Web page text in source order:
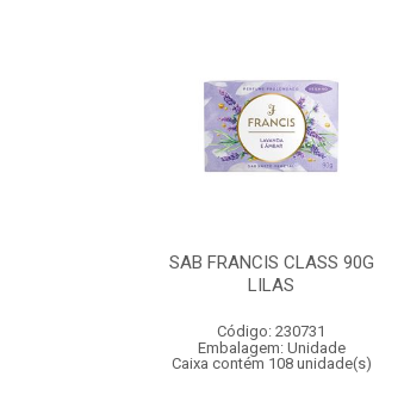
SAB FRANCIS CLASS 90G
LILAS
Código: 230731
Embalagem: Unidade
Caixa contém 108 unidade(s)